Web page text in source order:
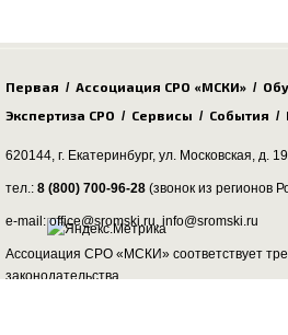
Первая / Ассоциация СРО «МСКИ» /
Экспертиза СРО / Сервисы / События /
620144, г. Екатеринбург, ул. Московская, д.
тел.: 8 (800) 700-96-28 (звонок из регионов
e-mail: office@sromski.ru, info@sromski.ru
Ассоциация СРО «МСКИ» соответствует
законодательства